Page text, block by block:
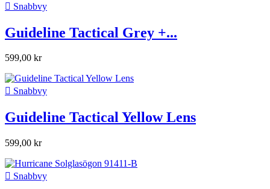
 Snabbvy
Guideline Tactical Grey +...
599,00 kr
 Snabbvy
Guideline Tactical Yellow Lens
599,00 kr
 Snabbvy